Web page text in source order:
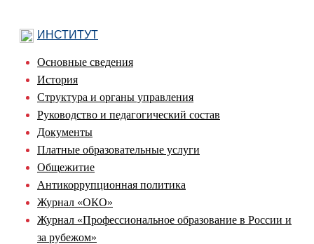
ИНСТИТУТ
Основные сведения
История
Структура и органы управления
Руководство и педагогический состав
Документы
Платные образовательные услуги
Общежитие
Антикоррупционная политика
Журнал «ОКО»
Журнал «Профессиональное образование в России и
за рубежом»